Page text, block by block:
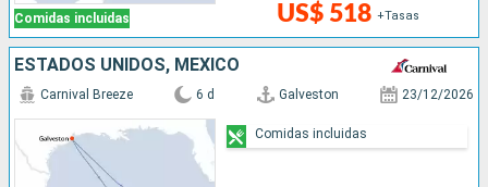
Comidas incluidas US$ 518 +Tasas
ESTADOS UNIDOS, MÉXICO
Carnival Breeze 6 d Galveston 23/12/2026
Comidas incluidas